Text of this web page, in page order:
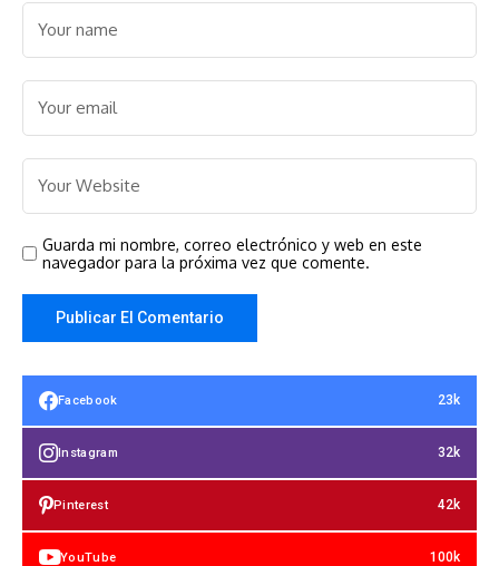
Guarda mi nombre, correo electrónico y web en este
navegador para la próxima vez que comente.
Facebook 23k
Instagram 32k
Pinterest 42k
YouTube 100k